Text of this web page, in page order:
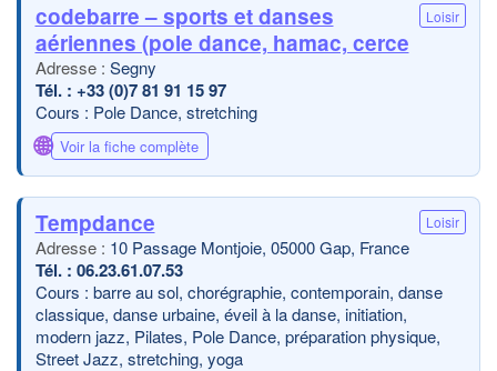
codebarre – sports et danses
aériennes (pole dance, hamac, cerce
Loisir
Segny
+33 (0)7 81 91 15 97
Cours : Pole Dance, stretching
🌐 Voir la fiche complète
Tempdance Loisir
10 Passage Montjoie, 05000 Gap, France
06.23.61.07.53
Cours : barre au sol, chorégraphie, contemporain, danse
classique, danse urbaine, éveil à la danse, initiation,
modern jazz, Pilates, Pole Dance, préparation physique,
Street Jazz, stretching, yoga